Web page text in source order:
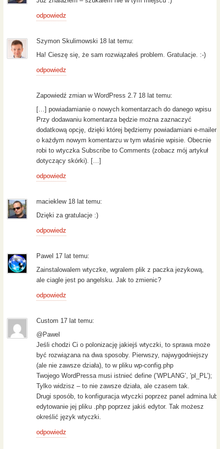
odpowiedz
Szymon Skulimowski 18 lat temu:
Ha! Cieszę się, że sam rozwiązałeś problem. Gratulacje. :-)
odpowiedz
Zapowiedź zmian w WordPress 2.7 18 lat temu:
[…] powiadamianie o nowych komentarzach do danego wpisu
Przy dodawaniu komentarza będzie można zaznaczyć
dodatkową opcję, dzięki której będziemy powiadamiani e-mailem
o każdym nowym komentarzu w tym właśnie wpisie. Obecnie
robi to wtyczka Subscribe to Comments (zobacz mój artykuł
dotyczący skórki). […]
odpowiedz
macieklew 18 lat temu:
Dzięki za gratulacje :)
odpowiedz
Pawel 17 lat temu:
Zainstalowalem wtyczke, wgralem plik z paczka jezykową,
ale ciagle jest po angelsku. Jak to zmienic?
odpowiedz
Custom 17 lat temu:
@Pawel
Jeśli chodzi Ci o polonizację jakiejś wtyczki, to sprawa może
być rozwiązana na dwa sposoby. Pierwszy, najwygodniejszy
(ale nie zawsze działa), to w pliku wp-config.php
Twojego WordPressa musi istnieć define (’WPLANG’, 'pl_PL’);
Tylko widzisz – to nie zawsze działa, ale czasem tak.
Drugi sposób, to konfiguracja wtyczki poprzez panel admina lub
edytowanie jej pliku .php poprzez jakiś edytor. Tak możesz
określić język wtyczki.
odpowiedz